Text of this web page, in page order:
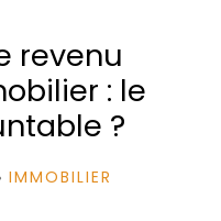
revenu
: le
?
IMMOBILIER